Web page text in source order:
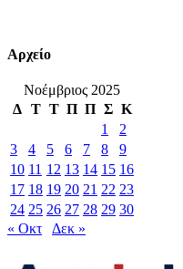
Αρχείο
Νοέμβριος 2025
Δ Τ Τ Π Π Σ Κ
1
2
3
4 5 6 7 8
9
10 11 12 13 14 15 16
17 18 19 20 21 22 23
24 25 26 27 28 29 30
« Οκτ
Δεκ »